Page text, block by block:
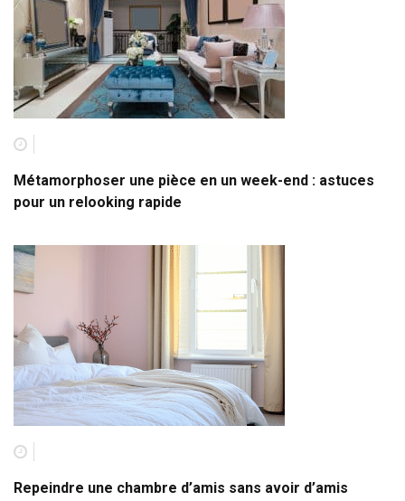
Métamorphoser une pièce en un week-end : astuces
pour un relooking rapide
Repeindre une chambre d’amis sans avoir d’amis